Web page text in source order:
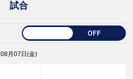
試合
OFF
08月07日(金)